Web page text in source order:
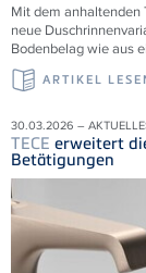
Mit dem anhaltenden
neue
Bodenbelag wie aus
ARTIKEL
30.03.2026 –
TECE erweitert
Betätigungen